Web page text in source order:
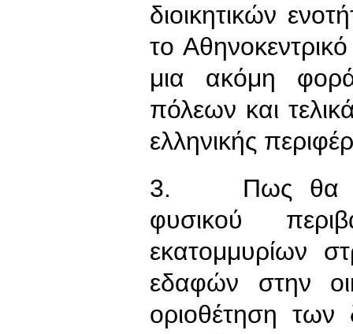
διοικητικών
το
μια ακόμη
πόλεων και
ελληνικής
3. Πως θα
φυσικού
εκατομμυρίων
εδαφών στην
οριοθέτηση